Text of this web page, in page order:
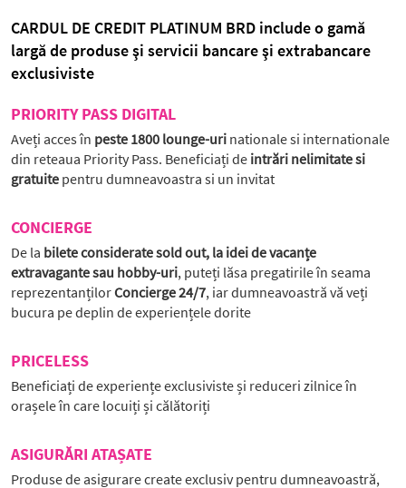
CARDUL DE CREDIT PLATINUM BRD include o gamă
largă de produse şi servicii bancare şi extrabancare
exclusiviste
PRIORITY PASS DIGITAL
Aveți acces în peste 1800 lounge-uri nationale si internationale
din reteaua Priority Pass. Beneficiați de intrări nelimitate si
gratuite pentru dumneavoastra si un invitat
CONCIERGE
De la bilete considerate sold out, la idei de vacanțe
extravagante sau hobby-uri, puteți lăsa pregatirile în seama
reprezentanțilorConcierge 24/7, iar dumneavoastră vă veți
bucura pe deplin de experiențele dorite
PRICELESS
Beneficiați de experiențe exclusiviste și reduceri zilnice în
orașele în care locuiți și călătoriți
ASIGURĂRI ATAȘATE
Produse de asigurare create exclusiv pentru dumneavoastră,